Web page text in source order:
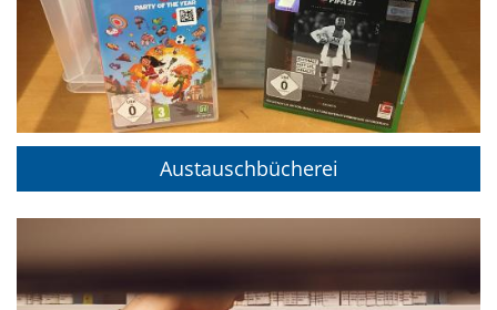
Austauschbücherei